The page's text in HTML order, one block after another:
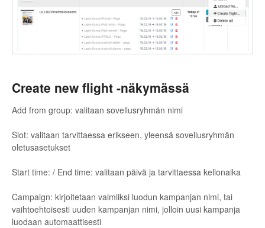
Create new flight -näkymässä
Add from group: valitaan sovellusryhmän nimi
Slot: valitaan tarvittaessa erikseen, yleensä sovellusryhmän
oletusasetukset
Start time: / End time: valitaan päivä ja tarvittaessa kellonaika
Campaign: kirjoitetaan valmiiksi luodun kampanjan nimi, tai
vaihtoehtoisesti uuden kampanjan nimi, jolloin uusi kampanja
luodaan automaattisesti